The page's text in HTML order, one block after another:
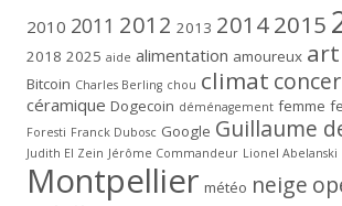
2010 2011 2012 2013 20142015
2018 2025 aide alimentation amoureux art
Bitcoin Charles Berling chou climat
céramique Dogecoin déménagement femme
Foresti Franck Dubosc Google Guillaume
Judith El Zein Jérôme Commandeur Lionel Abelanski
Montpellier météo neige